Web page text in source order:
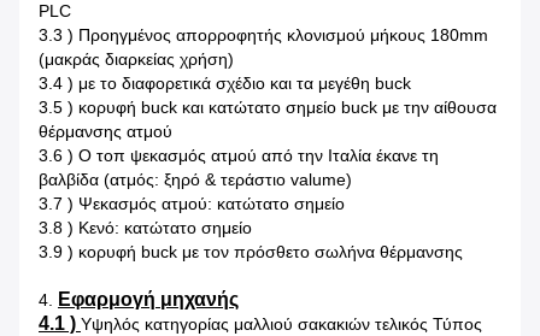
PLC
3.3 ) Προηγμένος απορροφητής κλονισμού μήκους 180mm
(μακράς διαρκείας χρήση)
3.4 ) με το διαφορετικά σχέδιο και τα μεγέθη buck
3.5 ) κορυφή buck και κατώτατο σημείο buck με την αίθουσα
θέρμανσης ατμού
3.6 ) Ο τοπ ψεκασμός ατμού από την Ιταλία έκανε τη
βαλβίδα (ατμός: ξηρό & τεράστιο valume)
3.7 ) Ψεκασμός ατμού: κατώτατο σημείο
3.8 ) Κενό: κατώτατο σημείο
3.9 ) κορυφή buck με τον πρόσθετο σωλήνα θέρμανσης
4. Εφαρμογή μηχανής
4.1 ) Υψηλός κατηγορίας μαλλιού σακακιών τελικός Τύπος